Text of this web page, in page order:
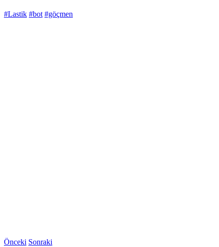
#Lastik #bot #göçmen
Önceki Sonraki